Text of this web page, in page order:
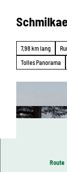
7,98 km lang
Tolles Panorama
Route